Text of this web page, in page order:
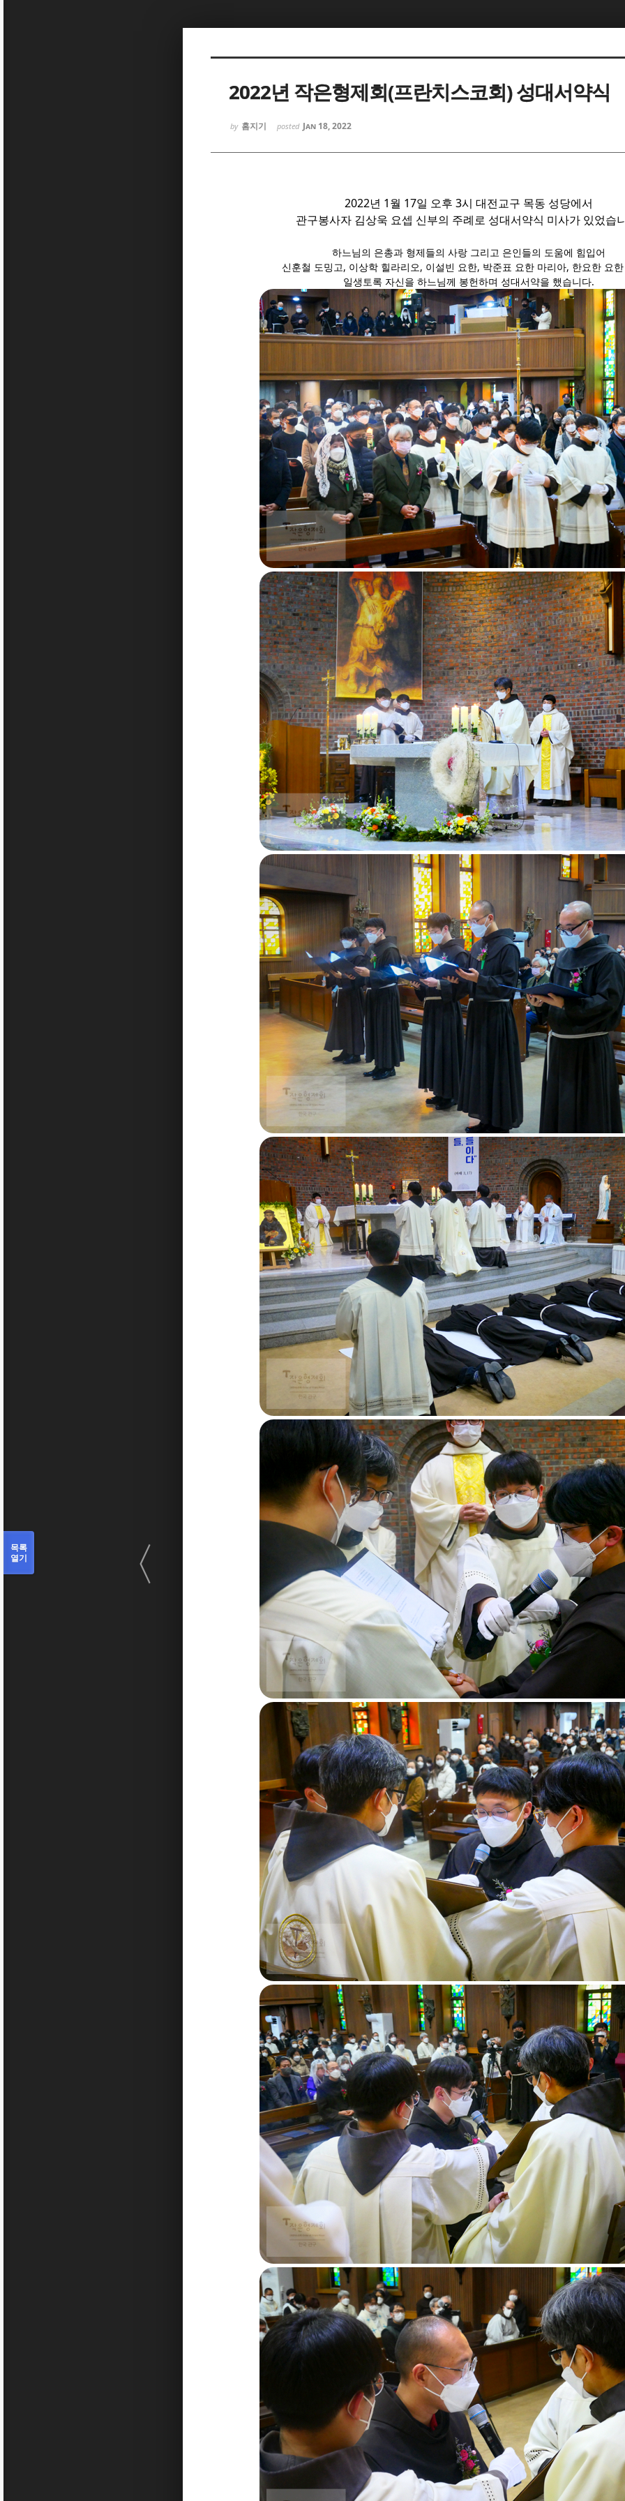
2022년 작은형제회(프란치스코회) 성대서약식
by 홈지기 posted Jan 18, 2022
2022년 1월 17일 오후 3시 대전교구 목동 성당에서
관구봉사자 김상욱 요셉 신부의 주례로 성대서약식 미사가 있었습
하느님의 은총과 형제들의 사랑 그리고 은인들의 도움에 힘입어
신훈철 도밍고, 이상학 힐라리오, 이설빈 요한, 박준표 요한 마리아, 한요한 요
일생토록 자신을 하느님께 봉헌하며 성대서약을 했습니다.
〈
목록
열기
Sketchbook5, 스케치북5
Sketchbook5, 스케치북5